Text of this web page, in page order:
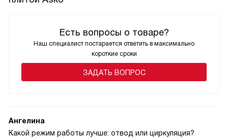
Есть вопросы о товаре?
Наш специалист постарается ответить в максимально
короткие сроки
ЗАДАТЬ ВОПРОС
Ангелина
Какой режим работы лучше: отвод или циркуляция?